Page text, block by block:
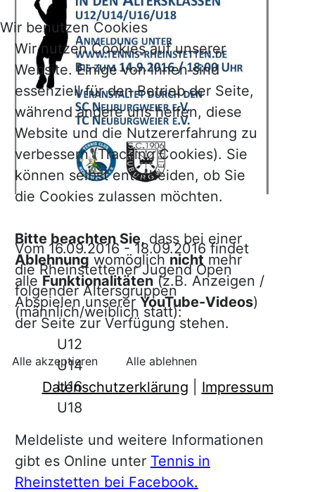
Vom 16.09.2016 - 18.09.2016 findet
die Rheinstettener Jugend Open
folgender Altersgruppen
(männlich/weiblich statt):
U12
U14
U16
U18
Meldeliste und weitere Informationen
gibt es Online unter Tennis in
Rheinstetten bei Facebook.
Wir benutzen Cookies
Wir nutzen Cookies auf unserer
Website. Einige von ihnen sind
essenziell für den Betrieb der Seite,
während andere uns helfen, diese
Website und die Nutzererfahrung zu
verbessern (Tracking Cookies). Sie
können selbst entscheiden, ob Sie
die Cookies zulassen möchten.
Bitte beachten Sie,dass bei einer
Ablehnung womöglich nichtmehr
alle Funktionalitäten(z.B. Anzeigen /
Abspielen unserer YouTube-Videos)
der Seite zur Verfügung stehen.
Alle akzeptieren Alle ablehnen
Datenschutzerklärung Impressum